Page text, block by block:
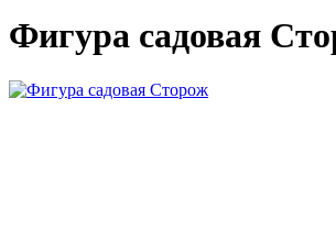
Фигура садовая